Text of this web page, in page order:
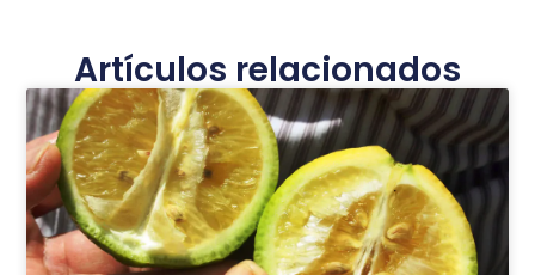
Artículos relacionados